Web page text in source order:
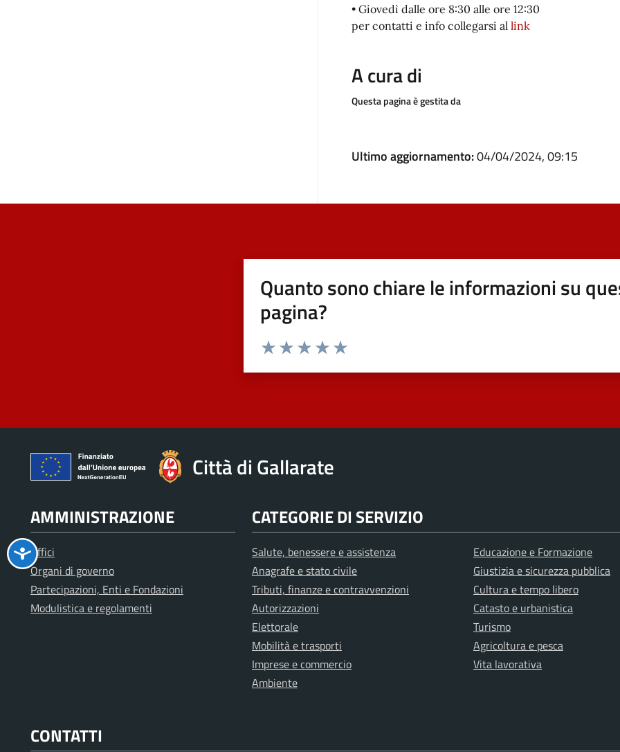
• Giovedì dalle ore 8:30 alle ore 12:30
per contatti e info collegarsi al link
A cura di
Questa pagina è gestita da
Ultimo aggiornamento:04/04/2024, 09:15
Quanto sono chiare le informazioni su
pagina?
Città di Gallarate
AMMINISTRAZIONE
Uffici
Organi di governo
Partecipazioni, Enti e Fondazioni
Modulistica e regolamenti
CATEGORIE DI SERVIZIO
Salute, benessere e assistenza
Anagrafe e stato civile
Tributi, finanze e contravvenzioni
Autorizzazioni
Elettorale
Mobilità e trasporti
Imprese e commercio
Ambiente
Educazione e Formazione
Giustizia e sicurezza pubblica
Cultura e tempo libero
Catasto e urbanistica
Turismo
Agricoltura e pesca
Vita lavorativa
CONTATTI